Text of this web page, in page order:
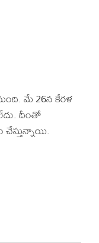
మే 26న కేరళ
దీంతో
చేస్తున్నాయి.